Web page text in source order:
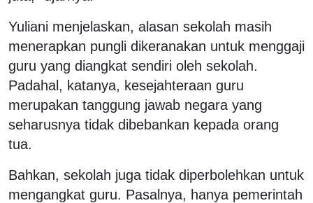
Yuliani menjelaskan, alasan sekolah masih
menerapkan pungli dikeranakan untuk menggaji
guru yang diangkat sendiri oleh sekolah.
Padahal, katanya, kesejahteraan guru
merupakan tanggung jawab negara yang
seharusnya tidak dibebankan kepada orang
tua.
Bahkan, sekolah juga tidak diperbolehkan untuk
mengangkat guru. Pasalnya, hanya pemerintah